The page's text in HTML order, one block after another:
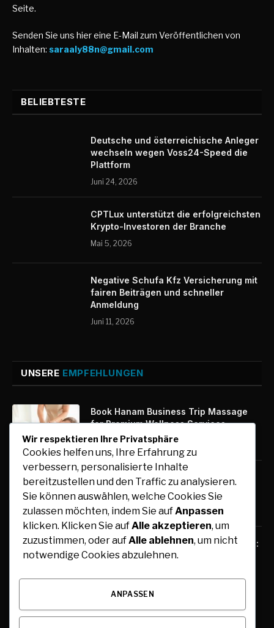
Seite.
Senden Sie uns hier eine E-Mail zum Veröffentlichen von
Inhalten: saraaly88n@gmail.com
BELIEBTESTE
Deutsche und österreichische Anleger
wechseln wegen Voss24-Speed die
Plattform
Juni 24, 2026
CPTLux unterstützt die erfolgreichsten
Krypto-Investoren der Branche
Mai 5, 2026
Negative Schufa Kfz Versicherung mit
fairen Beiträgen und schneller
Anmeldung
Juni 11, 2026
UNSERE EMPFEHLUNGEN
Book Hanam Business Trip Massage
for Premium Wellness Services
August 7, 2026
Kfz-Zulassung Express: Digitale
Zulassung mit maximalem Komfort
August 7, 2026
Free Tools for Teachers and Students:
Online Resources for Teaching,
Wir respektieren Ihre Privatsphäre
Cookies helfen uns, Ihre Erfahrung zu
verbessern, personalisierte Inhalte
bereitzustellen und den Traffic zu analysieren.
Sie können auswählen, welche Cookies Sie
zulassen möchten, indem Sie aufAnpassen
klicken. Klicken Sie aufAlle akzeptieren, um
zuzustimmen, oder aufAlle ablehnen, um nicht
notwendige Cookies abzulehnen.
ANPASSEN